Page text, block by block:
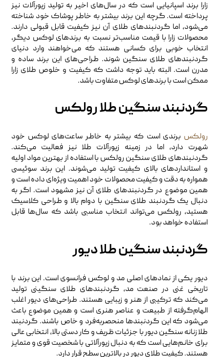
زارا برند اسپانیایی است که در سال‌های اخیر به تولید زیورآلات نیز
پرداخته است. گرچه این برند بیشتر به خاطر پوشاک خود شناخته
می‌شود، اما گردنبندهای طلای آن نیز کیفیت قابل قبولی دارند.
محصولات زارا با قیمت مناسب‌تر نسبت به برندهای لوکس دیگر،
انتخاب خوبی برای کسانی هستند که می‌خواهند وارد دنیای
گردنبندهای طلای سنگین شوند. طراحی‌های این برند ساده و
مدرن است. البته باید توجه داشت که کیفیت و خلوص طلای زارا
ممکن است با برندهای لوکس متفاوت باشد.
گردنبند سنگین طلا رولکس
رولکس برندی است که بیشتر به خاطر ساعت‌های لوکس خود
شهرت دارد، اما در زمینه زیورآلات طلا نیز فعالیت می‌کند.
گردنبندهای طلای سنگین رولکس با استفاده از بهترین مواد اولیه
و استانداردهای بالای کیفیت تولید می‌شوند. این برند سوئیسی
همواره به دقت و کیفیت محصولات خود اهمیت ویژه‌ای داده است و
همین موضوع در گردنبندهای طلای آن نیز مشهود است. اگر به
دنبال یک گردنبند طلای سنگین با دوام بالا و طراحی کلاسیک
هستید، رولکس می‌تواند انتخاب مناسبی باشد که سال‌ها قابل
استفاده خواهد بود.
گردنبند سنگین طلا دیور
دیور یکی از نمادهای اصلی مد و لوکس فرانسوی است. این برند با
تاریخی غنی در صنعت مد، گردنبندهای طلای سنگینی تولید
می‌کند که ترکیبی از هنر و زیبایی هستند. طراحی‌های دیور اغلب
الهام‌گرفته از طبیعت و عناصر هنری است و همین موضوع باعث
می‌شود که این گردنبندها منحصربه‌فرد و خاص باشند. گردنبند
طلا زنانه سنگین دیور با جزئیات ظریف و کار دستی بالا، انتخابی عالی
برای خانم‌هایی است که به دنبال زیورآلاتی با شخصیت قوی و متمایز
هستند. کیفیت طلای دیور در بالاترین سطح قرار دارد.